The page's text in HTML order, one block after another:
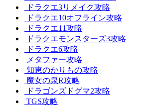
ドラクエ3リメイク攻略
ドラクエ10オフライン攻略
ドラクエ11攻略
ドラクエモンスターズ3攻略
ドラクエ6攻略
メタファー攻略
知恵のかりもの攻略
魔女の泉R攻略
ドラゴンズドグマ2攻略
TGS攻略